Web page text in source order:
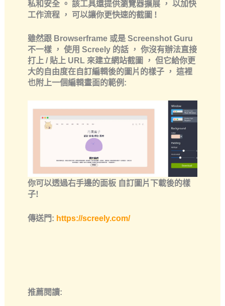
私和安全。 該工具還提供瀏覽器擴展， 以加快
工作流程 ， 可以讓你更快速的截圖 !
雖然跟 Browserframe 或是 Screenshot Guru
不一樣 ， 使用 Screely 的話 ， 你沒有辦法直接
打上 / 貼上 URL 來建立網站截圖 ， 但它給你更
大的自由度在自訂編輯後的圖片的樣子 ， 這裡
也附上一個編輯畫面的範例:
你可以透過右手邊的面板 自訂圖片下載後的樣
子!
傳送門: https://screely.com/
推薦閱讀: